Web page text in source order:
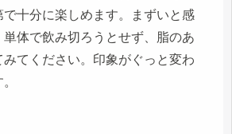
十分に楽しめます。まずいと感
単体で飲み切ろうとせず、脂のあ
みてください。印象がぐっと変わ